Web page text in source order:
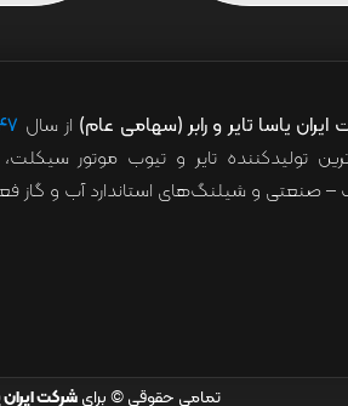
ایران یاسا تایر و رابر (سهامی عام) از سال
تولیدکننده تایر و تیوب موتور
صنعتی و شیلنگ‌های استاندارد آب و گاز
تمامی حقوقی © برایشرکت ایران